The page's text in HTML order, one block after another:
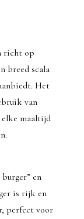
richt op
breed scala
Het
van
maaltijd
en
is rijk en
perfect voor